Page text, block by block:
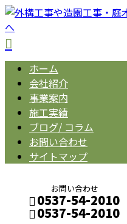
ホーム
会社紹介
事業案内
施工実績
ブログ/ コラム
お問い合わせ
サイトマップ
お問い合わせ
0537-54-2010
0537-54-2010